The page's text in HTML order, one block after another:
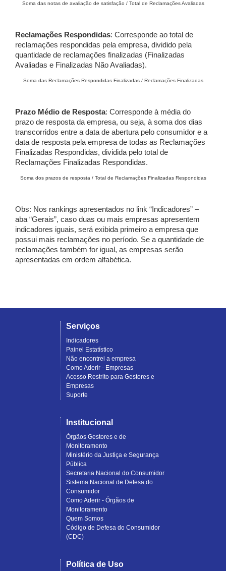
Soma das notas de avaliação de satisfação / Total de Reclamações Avaliadas
Reclamações Respondidas: Corresponde ao total de
reclamações respondidas pela empresa, dividido pela
quantidade de reclamações finalizadas (Finalizadas
Avaliadas e Finalizadas Não Avaliadas).
Soma das Reclamações Respondidas Finalizadas / Reclamações Finalizadas
Prazo Médio de Resposta: Corresponde à média do
prazo de resposta da empresa, ou seja, à soma dos dias
transcorridos entre a data de abertura pelo consumidor e a
data de resposta pela empresa de todas as Reclamações
Finalizadas Respondidas, dividida pelo total de
Reclamações Finalizadas Respondidas.
Soma dos prazos de resposta / Total de Reclamações Finalizadas Respondidas
Obs: Nos rankings apresentados no link “Indicadores” –
aba “Gerais”, caso duas ou mais empresas apresentem
indicadores iguais, será exibida primeiro a empresa que
possui mais reclamações no período. Se a quantidade de
reclamações também for igual, as empresas serão
apresentadas em ordem alfabética.
Serviços
Indicadores
Painel Estatístico
Não encontrei a empresa
Como Aderir - Empresas
Acesso Restrito para Gestores e
Empresas
Suporte
Institucional
Órgãos Gestores e de
Monitoramento
Ministério da Justiça e Segurança
Pública
Secretaria Nacional do Consumidor
Sistema Nacional de Defesa do
Consumidor
Como Aderir - Órgãos de
Monitoramento
Quem Somos
Código de Defesa do Consumidor
(CDC)
Política de Uso